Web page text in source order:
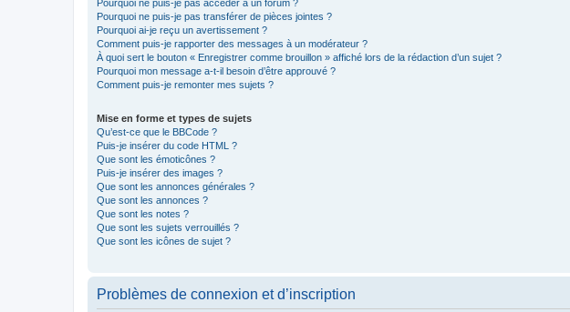
Pourquoi ne puis-je pas accéder à un forum ?
Pourquoi ne puis-je pas transférer de pièces jointes ?
Pourquoi ai-je reçu un avertissement ?
Comment puis-je rapporter des messages à un modérateur ?
À quoi sert le bouton « Enregistrer comme brouillon » affiché lors de la rédaction d’un sujet ?
Pourquoi mon message a-t-il besoin d’être approuvé ?
Comment puis-je remonter mes sujets ?
Mise en forme et types de sujets
Qu’est-ce que le BBCode ?
Puis-je insérer du code HTML ?
Que sont les émoticônes ?
Puis-je insérer des images ?
Que sont les annonces générales ?
Que sont les annonces ?
Que sont les notes ?
Que sont les sujets verrouillés ?
Que sont les icônes de sujet ?
Problèmes de connexion et d’inscription